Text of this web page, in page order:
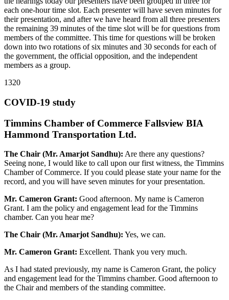
each one-hour time slot. Each presenter will have seven minutes for
their presentation, and after we have heard from all three presenters
the remaining 39 minutes of the time slot will be for questions from
members of the committee. This time for questions will be broken
down into two rotations of six minutes and 30 seconds for each of
the government, the official opposition, and the independent
members as a group.
1320
COVID-19 study
Timmins Chamber of Commerce Fallsview BIA
Hammond Transportation Ltd.
The Chair (Mr. Amarjot Sandhu): Are there any questions?
Seeing none, I would like to call upon our first witness, the Timmins
Chamber of Commerce. If you could please state your name for the
record, and you will have seven minutes for your presentation.
Mr. Cameron Grant: Good afternoon. My name is Cameron
Grant. I am the policy and engagement lead for the Timmins
chamber. Can you hear me?
The Chair (Mr. Amarjot Sandhu): Yes, we can.
Mr. Cameron Grant: Excellent. Thank you very much.
As I had stated previously, my name is Cameron Grant, the policy
and engagement lead for the Timmins chamber. Good afternoon to
the Chair and members of the standing committee.